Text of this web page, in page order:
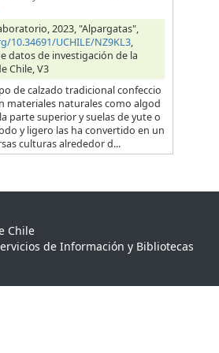
2023, "Alpargatas",
10.34691/UCHILE/NZ9KL3,
datos de investigación de la
Chile, V3
de calzado tradicional confeccio
materiales naturales como algod
parte superior y suelas de yute o
y ligero las ha convertido en un
culturas alrededor d...
Chile
de Información y Bibliotecas